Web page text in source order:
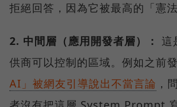
拒絕回答，因為它被最高的「憲法
2. 中間層（應用開發者層）：
這
供商可以控制的區域。例如之前
AI」被網友引導說出不當言論 ，